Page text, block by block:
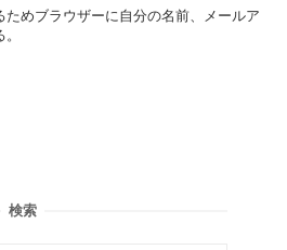
めブラウザーに自分の名前、メールア
検索